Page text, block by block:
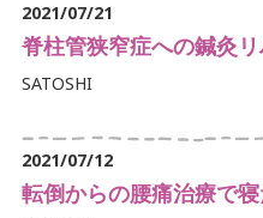
2021/07/21
脊柱管狭窄症への鍼灸
SATOSHI
2021/07/12
転倒からの腰痛治療で